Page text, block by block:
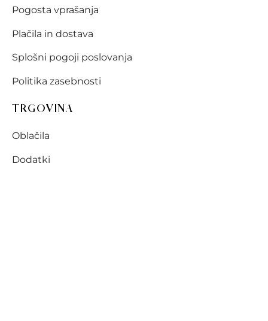
Pogosta vprašanja
Plačila in dostava
Splošni pogoji poslovanja
Politika zasebnosti
TRGOVINA
Oblačila
Dodatki